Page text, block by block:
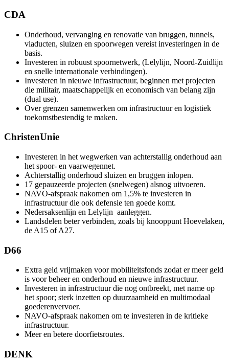
CDA
Onderhoud, vervanging en renovatie van bruggen, tunnels,
viaducten, sluizen en spoorwegen vereist investeringen in de
basis.
Investeren in robuust spoornetwerk, (Lelylijn, Noord-Zuidlijn
en snelle internationale verbindingen).
Investeren in nieuwe infrastructuur, beginnen met projecten
die militair, maatschappelijk en economisch van belang zijn
(dual use).
Over grenzen samenwerken om infrastructuur en logistiek
toekomstbestendig te maken.
ChristenUnie
Investeren in het wegwerken van achterstallig onderhoud aan
het spoor- en vaarwegennet.
Achterstallig onderhoud sluizen en bruggen inlopen.
17 gepauzeerde projecten (snelwegen) alsnog uitvoeren.
NAVO-afspraak nakomen om 1,5% te investeren in
infrastructuur die ook defensie ten goede komt.
Nedersaksenlijn en Lelylijn aanleggen.
Landsdelen beter verbinden, zoals bij knooppunt Hoevelaken,
de A15 of A27.
D66
Extra geld vrijmaken voor mobiliteitsfonds zodat er meer geld
is voor beheer en onderhoud en nieuwe infrastructuur.
Investeren in infrastructuur die nog ontbreekt, met name op
het spoor; sterk inzetten op duurzaamheid en multimodaal
goederenvervoer.
NAVO‑afspraak nakomen om te investeren in de kritieke
infrastructuur.
Meer en betere doorfietsroutes.
DENK